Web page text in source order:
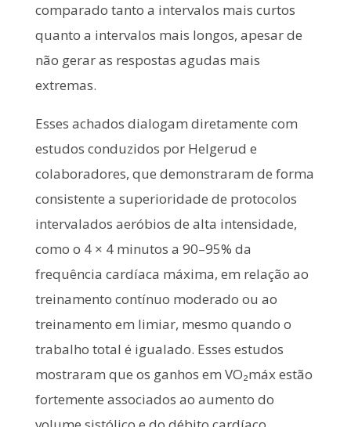
comparado tanto a intervalos mais curtos
quanto a intervalos mais longos, apesar de
não gerar as respostas agudas mais
extremas.
Esses achados dialogam diretamente com
estudos conduzidos por Helgerud e
colaboradores, que demonstraram de forma
consistente a superioridade de protocolos
intervalados aeróbios de alta intensidade,
como o 4 × 4 minutos a 90–95% da
frequência cardíaca máxima, em relação ao
treinamento contínuo moderado ou ao
treinamento em limiar, mesmo quando o
trabalho total é igualado. Esses estudos
mostraram que os ganhos em VO₂máx estão
fortemente associados ao aumento do